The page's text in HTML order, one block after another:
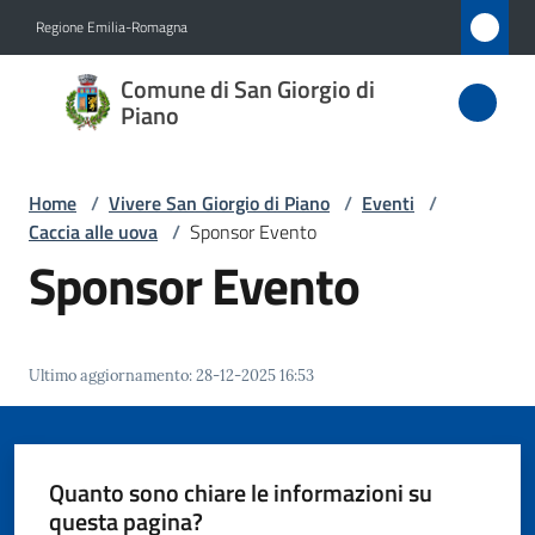
Regione Emilia-Romagna
Comune di San Giorgio di
Piano
Comune
di San
di Piano
Amministrazione
Vivere
San
Home / Vivere San Giorgio di Piano / Eventi /
Caccia alle uova / Sponsor Evento
Sponsor Evento
Ultimo aggiornamento:28-12-2025 16:53
Quanto sono chiare le informazioni su
questa pagina?